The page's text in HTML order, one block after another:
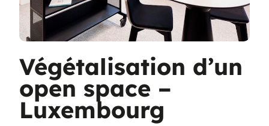
Végétalisation d’un
open space –
Luxembourg